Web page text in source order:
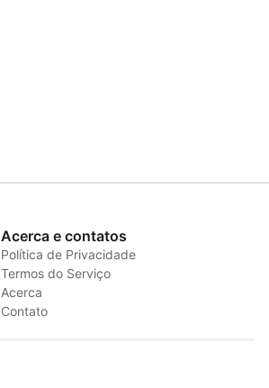
Acerca e contatos
Política de Privacidade
Termos do Serviço
Acerca
Contato